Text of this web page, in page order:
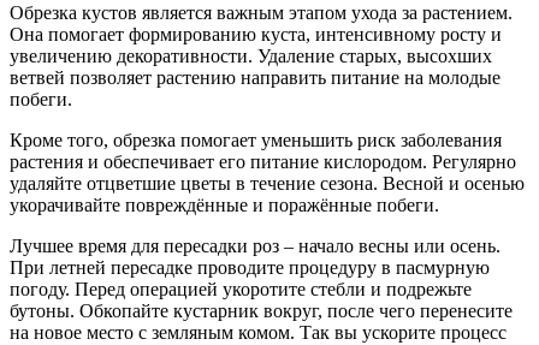
Обрезка кустов является важным этапом ухода за растением.
Она помогает формированию куста, интенсивному росту и
увеличению декоративности. Удаление старых, высохших
ветвей позволяет растению направить питание на молодые
побеги.
Кроме того, обрезка помогает уменьшить риск заболевания
растения и обеспечивает его питание кислородом. Регулярно
удаляйте отцветшие цветы в течение сезона. Весной и осенью
укорачивайте повреждённые и поражённые побеги.
Лучшее время для пересадки роз – начало весны или осень.
При летней пересадке проводите процедуру в пасмурную
погоду. Перед операцией укоротите стебли и подрежьте
бутоны. Обкопайте кустарник вокруг, после чего перенесите
на новое место с земляным комом. Так вы ускорите процесс